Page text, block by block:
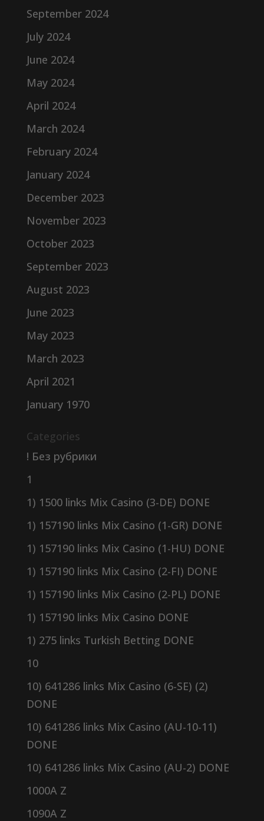
September 2024
July 2024
June 2024
May 2024
April 2024
March 2024
February 2024
January 2024
December 2023
November 2023
October 2023
September 2023
August 2023
June 2023
May 2023
March 2023
April 2021
January 1970
Categories
! Без рубрики
1
1) 1500 links Mix Casino (3-DE) DONE
1) 157190 links Mix Casino (1-GR) DONE
1) 157190 links Mix Casino (1-HU) DONE
1) 157190 links Mix Casino (2-FI) DONE
1) 157190 links Mix Casino (2-PL) DONE
1) 157190 links Mix Casino DONE
1) 275 links Turkish Betting DONE
10
10) 641286 links Mix Casino (6-SE) (2)
DONE
10) 641286 links Mix Casino (AU-10-11)
DONE
10) 641286 links Mix Casino (AU-2) DONE
1000A Z
1090A Z